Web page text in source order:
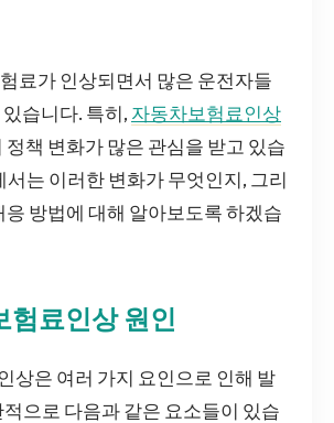
료가 인상되면서 많은 운전자들
습니다. 특히, 자동차보험료인상
정책 변화가 많은 관심을 받고 있습
서는 이러한 변화가 무엇인지, 그리
응 방법에 대해 알아보도록 하겠습
험료인상 원인
상은 여러 가지 요인으로 인해 발
으로 다음과 같은 요소들이 있습